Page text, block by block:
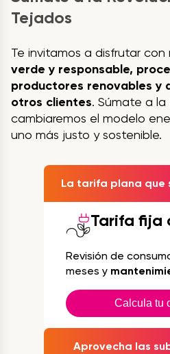
Tejados
Te invitamos a disfrutar con
verde y responsable,
productores renovables y
otros clientes. Súmate a la
cambiaremos el modelo
uno más justo y sostenible.
La tarifa plana
Tarifa fija
Revisión de
meses y
Calcula tu
Aprovecha las